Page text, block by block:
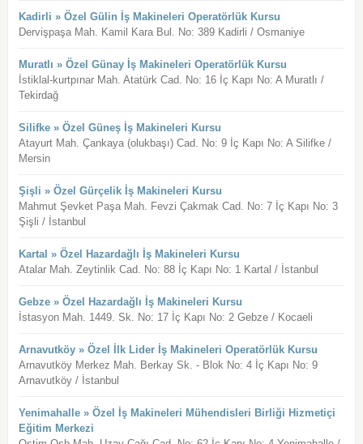
Kadirli » Özel Gülin İş Makineleri Operatörlük Kursu
Dervişpaşa Mah. Kamil Kara Bul. No: 389 Kadirli / Osmaniye
Muratlı » Özel Günay İş Makineleri Operatörlük Kursu
İstiklal-kurtpınar Mah. Atatürk Cad. No: 16 İç Kapı No: A Muratlı /
Tekirdağ
Silifke » Özel Güneş İş Makineleri Kursu
Atayurt Mah. Çankaya (olukbaşı) Cad. No: 9 İç Kapı No: A Silifke /
Mersin
Şişli » Özel Gürçelik İş Makineleri Kursu
Mahmut Şevket Paşa Mah. Fevzi Çakmak Cad. No: 7 İç Kapı No: 3
Şişli / İstanbul
Kartal » Özel Hazardağlı İş Makineleri Kursu
Atalar Mah. Zeytinlik Cad. No: 88 İç Kapı No: 1 Kartal / İstanbul
Gebze » Özel Hazardağlı İş Makineleri Kursu
İstasyon Mah. 1449. Sk. No: 17 İç Kapı No: 2 Gebze / Kocaeli
Arnavutköy » Özel İlk Lider İş Makineleri Operatörlük Kursu
Arnavutköy Merkez Mah. Berkay Sk. - Blok No: 4 İç Kapı No: 9
Arnavutköy / İstanbul
Yenimahalle » Özel İş Makineleri Mühendisleri Birliği Hizmetiçi
Eğitim Merkezi